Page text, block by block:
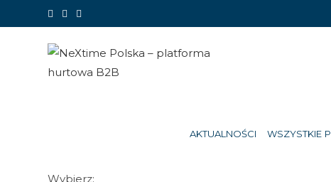
treści
AKTUALNOŚCI WSZYSTKIE
Wybierz: